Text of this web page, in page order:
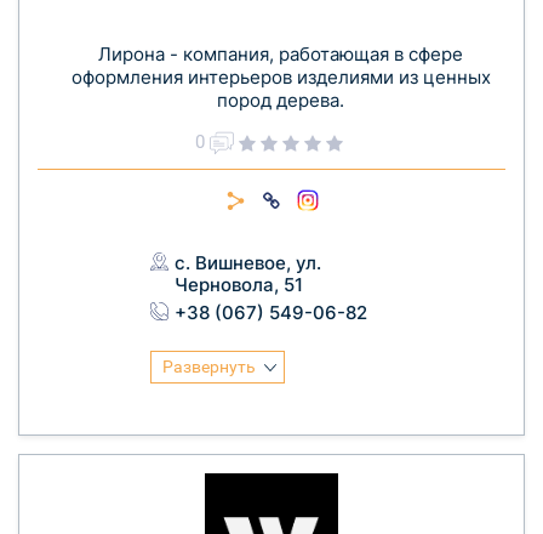
Лирона - компания, работающая в сфере
оформления интерьеров изделиями из ценных
пород дерева.
0
с. Вишневое, ул.
Черновола, 51
+38 (067) 549-06-82
Развернуть